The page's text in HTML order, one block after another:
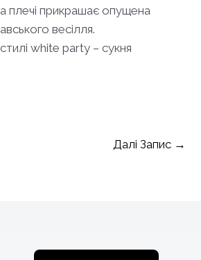
плечі прикрашає опущена
весілля.
white party – сукня
Далі Запис →